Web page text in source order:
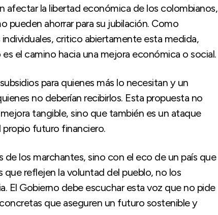
afectar la libertad económica de los colombianos,
ahorrar para su jubilación. Como
critico abiertamente esta medida,
el camino hacia una mejora económica o social.
para quienes más lo necesitan y un
no deberían recibirlos. Esta propuesta no
tangible, sino que también es un ataque
propio futuro financiero.
de los marchantes, sino con el eco de un país que
reflejen la voluntad del pueblo, no los
El Gobierno debe escuchar esta voz que no pide
que aseguren un futuro sostenible y